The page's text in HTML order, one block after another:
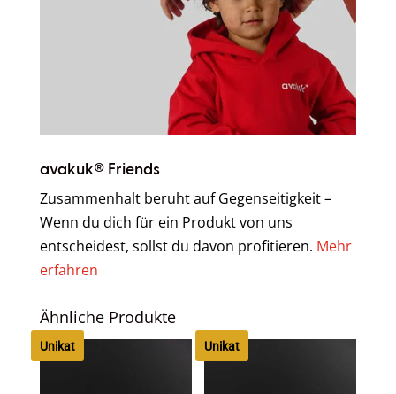
avakuk® Friends
Zusammenhalt beruht auf Gegenseitigkeit –
Wenn du dich für ein Produkt von uns
entscheidest, sollst du davon profitieren. Mehr
erfahren
Ähnliche Produkte
Unikat Unikat